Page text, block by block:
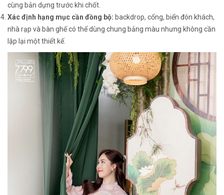
cùng bản dựng trước khi chốt.
Xác định hạng mục cần đồng bộ: backdrop, cổng, biển đón khách,
nhà rạp và bàn ghế có thể dùng chung bảng màu nhưng không cần
lặp lại một thiết kế.